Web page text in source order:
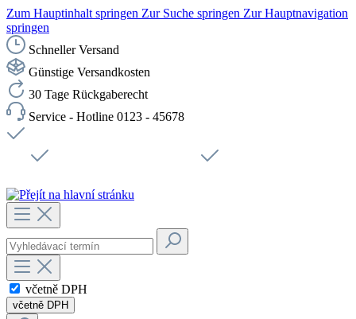
Zum Hauptinhalt springen Zur Suche springen Zur Hauptnavigation
springen
Schneller Versand
Günstige Versandkosten
30 Tage Rückgaberecht
Service - Hotline 0123 - 45678
včetně DPH
včetně DPH